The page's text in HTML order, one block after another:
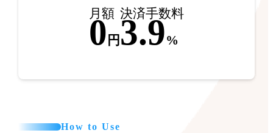
月額
0円
決済手数料
3.9%
How to Use